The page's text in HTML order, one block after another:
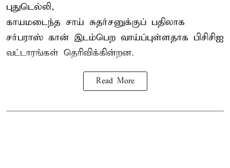
புதுடெல்லி,
காயமடைந்த சாய் சுதர்சனுக்குப் பதிலாக
சர்பராஸ் கான் இடம்பெற வாய்ப்புள்ளதாக பிசிசிஐ
வட்டாரங்கள் தெரிவிக்கின்றன.
Read More